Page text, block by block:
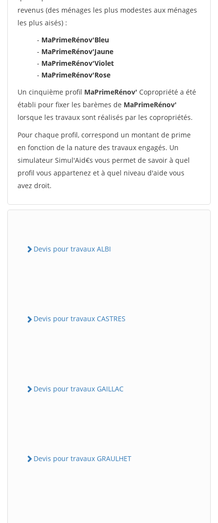
revenus (des ménages les plus modestes aux ménages
les plus aisés) :
- MaPrimeRénov'Bleu
- MaPrimeRénov'Jaune
- MaPrimeRénov'Violet
- MaPrimeRénov'Rose
Un cinquième profil MaPrimeRénov' Copropriété a été
établi pour fixer les barèmes de MaPrimeRénov'
lorsque les travaux sont réalisés par les copropriétés.
Pour chaque profil, correspond un montant de prime
en fonction de la nature des travaux engagés. Un
simulateur Simul'Aid€s vous permet de savoir à quel
profil vous appartenez et à quel niveau d'aide vous
avez droit.
Devis pour travaux ALBI
Devis pour travaux CASTRES
Devis pour travaux GAILLAC
Devis pour travaux GRAULHET